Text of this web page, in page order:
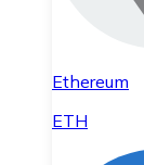
Ethereum
ETH